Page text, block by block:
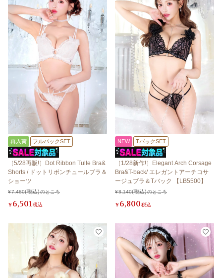
再入荷 フルバックSET
［5/28再販!］Dot Ribbon Tulle Bra&
Shorts / ドットリボンチュールブラ＆
ショーツ
¥7,480 のところ
¥6,501税込
NEW TバックSET
［1/28新作!］Elegant Arch Corsage
Bra&T-back/ エレガントアーチコサ
ージュブラ＆Tバック 【LB5500】
¥8,140 のところ
¥6,800税込